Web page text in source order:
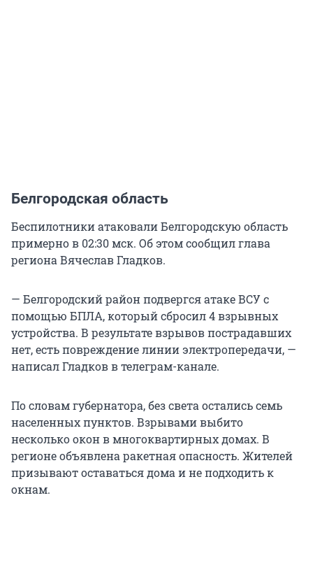
Белгородская область
Беспилотники атаковали Белгородскую область
примерно в 02:30 мск. Об этом сообщил глава
региона Вячеслав Гладков.
— Белгородский район подвергся атаке ВСУ с
помощью БПЛА, который сбросил 4 взрывных
устройства. В результате взрывов пострадавших
нет, есть повреждение линии электропередачи, —
написал Гладков в телеграм-канале.
По словам губернатора, без света остались семь
населенных пунктов. Взрывами выбито
несколько окон в многоквартирных домах. В
регионе объявлена ракетная опасность. Жителей
призывают оставаться дома и не подходить к
окнам.